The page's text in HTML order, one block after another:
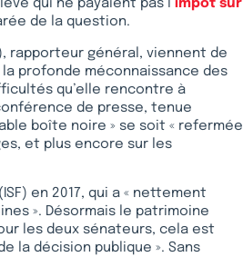
qui ne payaient pas l’impôt sur
de la question.
rapporteur général, viennent de
profonde méconnaissance des
qu’elle rencontre à
de presse, tenue
boîte noire » se soit « refermée
et plus encore sur les
en 2017, qui a « nettement
». Désormais le patrimoine
les deux sénateurs, cela est
la décision publique ». Sans